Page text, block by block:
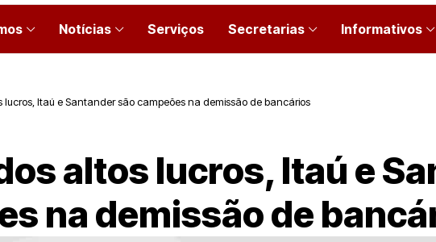
Notícias Serviços Secretarias Informativos
lucros, Itaú e Santander são campeões na demissão de bancários
altos lucros, Itaú e
na demissão de